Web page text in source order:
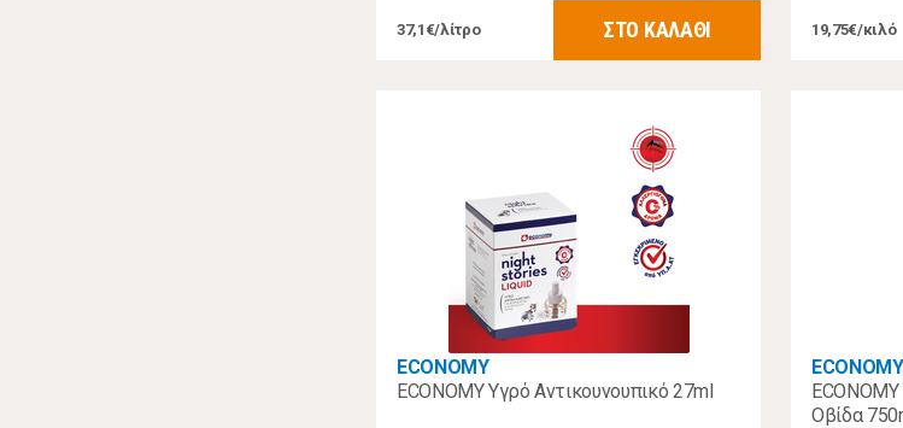
37,1€/λίτρο ΣΤΟ ΚΑΛΑΘΙ 19,75€/κιλό
ECONOMY
ECONOMY Υγρό Αντικουνουπικό 27ml
ECONOMY
Οβίδα